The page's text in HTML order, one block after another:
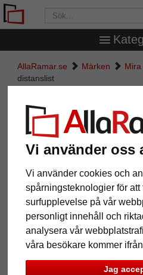
Vi använder oss
Vi använder cookies och
spårningsteknologier för att
surfupplevelse på vår
personligt innehåll och
analysera vår
våra besökare kommer
Jag
AllaRamar.se Märken Mira
distanslist
Träram Burgund
Tillbaka